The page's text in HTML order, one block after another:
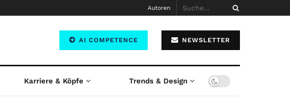
Autoren
AI COMPETENCE NEWSLETTER
Karriere & Köpfe Trends & Design